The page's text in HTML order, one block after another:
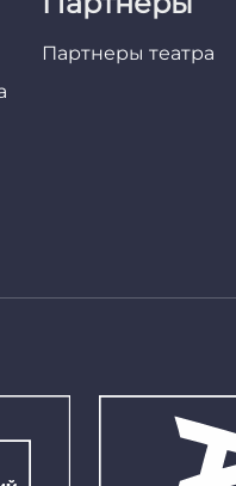
Партнеры театра